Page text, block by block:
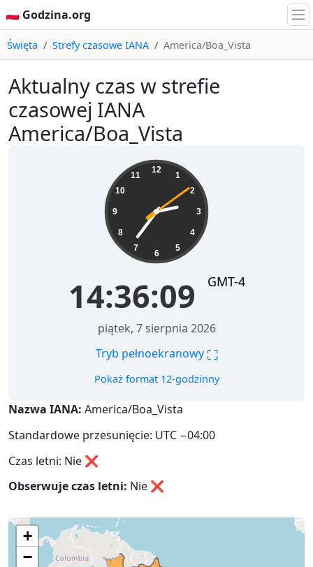
🇵🇱 Godzina.org
Święta Strefy czasowe IANA America/Boa_Vista
Aktualny czas w strefie
czasowej IANA
America/Boa_Vista
12
1
2
3
4
5
6
7
8
9
10
11
14:36:10 GMT-4
piątek, 7 sierpnia 2026
Tryb pełnoekranowy ⛶
Pokaż format 12-godzinny
Nazwa IANA: America/Boa_Vista
Standardowe przesunięcie: UTC −04:00
Czas letni: Nie ❌
Obserwuje czas letni: Nie ❌
+
−